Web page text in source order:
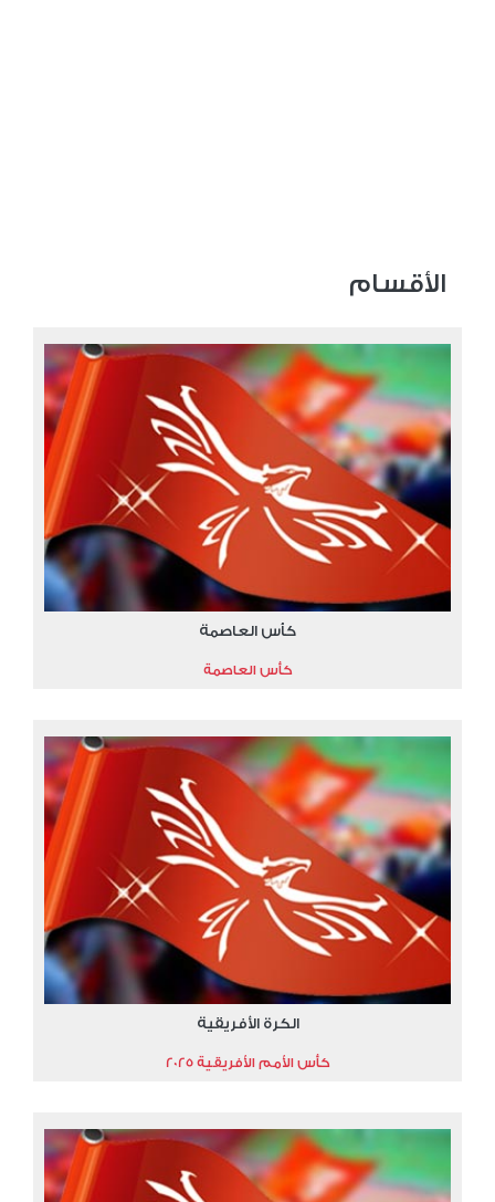
الأقسام
كأس العاصمة
كأس العاصمة
الكرة الأفريقية
كأس الأمم الأفريقية 2025